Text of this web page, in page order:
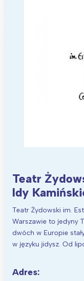
Teatr
Idy
Teatr Żydowski im.
Warszawie to jedyny
dwóch w Europie
w języku jidysz. Od
Adres: